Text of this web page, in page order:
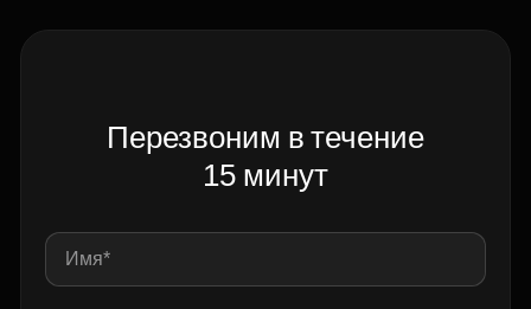
Перезвоним в течение
15 минут